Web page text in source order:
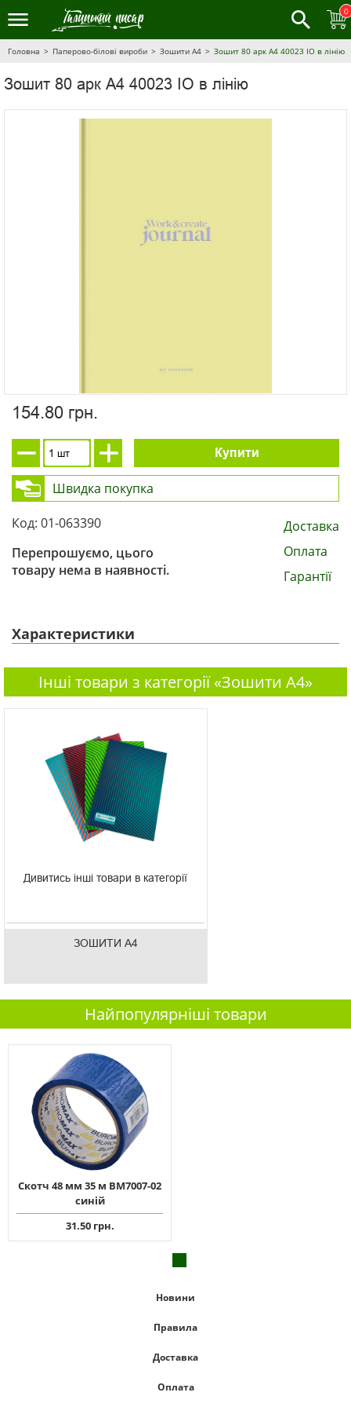
0
Головна Паперово-білові вироби Зошити А4 Зошит 80 арк А4 40023 ІО в лінію
Зошит 80 арк А4 40023 ІО в лінію
154.80 грн.
Купити
Швидка покупка
Код: 01-063390
Перепрошуємо, цього
товару нема в наявності.
Доставка
Оплата
Гарантії
Характеристики
Інші товари з категорії «Зошити А4»
Дивитись інші товари в категорії
ЗОШИТИ А4
Найпопулярніші товари
Скотч 48 мм 35 м ВМ7007-02
синій
31.50 грн.
Новини
Правила
Доставка
Оплата